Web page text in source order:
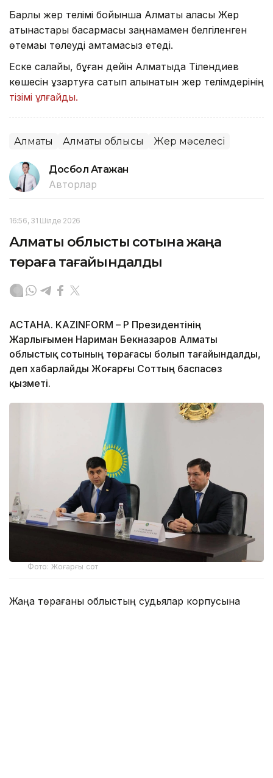
Барлық жер телімі бойынша Алматы қаласы Жер
қатынастары басқармасы заңнамамен белгіленген
өтемақы төлеуді қамтамасыз етеді.
Еске салайық, бұған дейін Алматыда Тілендиев
көшесін ұзартуға сатып алынатын жер телімдерінің
тізімі ұлғайды.
Алматы Алматы облысы Жер мәселесі
Досбол Атажан
Авторлар
16:56, 31 Шілде 2026
Алматы облыстық сотына жаңа
төраға тағайындалды
АСТАНА. KAZINFORM – ҚР Президентінің
Жарлығымен Нариман Бекназаров Алматы
облыстық сотының төрағасы болып тағайындалды,
деп хабарлайды Жоғарғы Соттың баспасөз
қызметі.
Фото: Жоғарғы сот
Жаңа төрағаны облыстың судьялар корпусына